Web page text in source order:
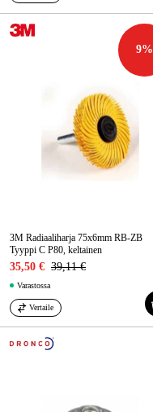
9%
3M Radiaaliharja 75x6mm RB-ZB
Tyyppi C P80, keltainen
35,50 € 39,11 €
Varastossa
Vertaile